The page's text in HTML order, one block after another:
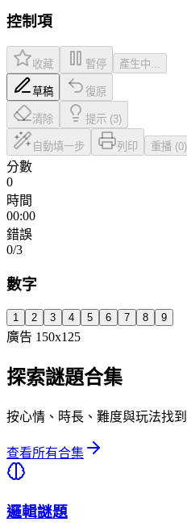
控制項
收藏 暫停 產生中...
草稿 復原
清除 提示 (3)
自動填一步 列印 重播 (0)
分數
0
時間
00:00
錯誤
0/3
數字
1 2 3 4 5 6 7 8 9
廣告 150x125
探索謎題合集
按心情、時長、難度與玩法找
查看所有合集
邏輯謎題